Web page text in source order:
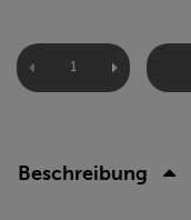
Beschreibung